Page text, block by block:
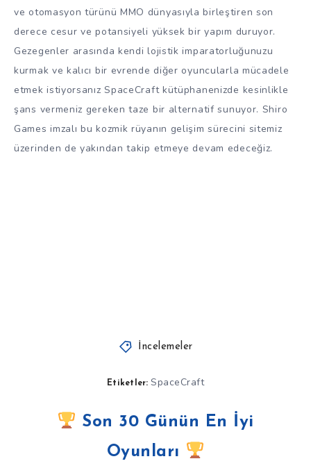
ve otomasyon türünü MMO dünyasıyla birleştiren son
derece cesur ve potansiyeli yüksek bir yapım duruyor.
Gezegenler arasında kendi lojistik imparatorluğunuzu
kurmak ve kalıcı bir evrende diğer oyuncularla mücadele
etmek istiyorsanız SpaceCraft kütüphanenizde kesinlikle
şans vermeniz gereken taze bir alternatif sunuyor. Shiro
Games imzalı bu kozmik rüyanın gelişim sürecini sitemiz
üzerinden de yakından takip etmeye devam edeceğiz.
İncelemeler
Etiketler: SpaceCraft
Son 30 Günün En İyi
Oyunları